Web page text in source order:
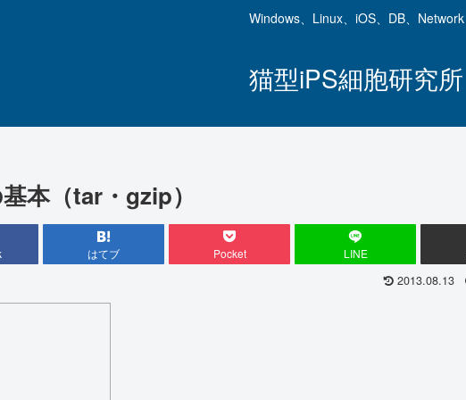
Windows、Linux、iOS、DB、Network
猫型iPS細胞研究所
本（tar・gzip）
はてブ Pocket LINE
2013.08.13